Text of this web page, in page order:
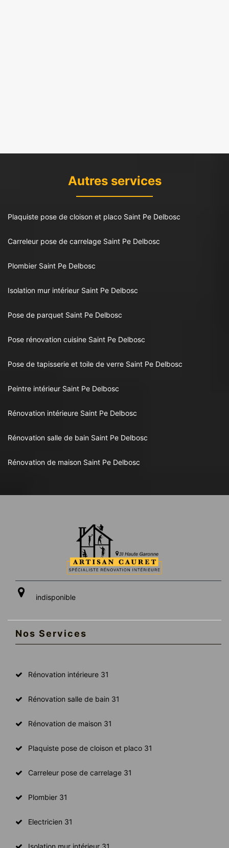
Autres services
Plaquiste pose de cloison et placo Saint Pe Delbosc
Carreleur pose de carrelage Saint Pe Delbosc
Plombier Saint Pe Delbosc
Isolation mur intérieur Saint Pe Delbosc
Pose de parquet Saint Pe Delbosc
Pose rénovation cuisine Saint Pe Delbosc
Pose de tapisserie et toile de verre Saint Pe Delbosc
Peintre intérieur Saint Pe Delbosc
Rénovation intérieure Saint Pe Delbosc
Rénovation salle de bain Saint Pe Delbosc
Rénovation de maison Saint Pe Delbosc
indisponible
Nos Services
Rénovation intérieure 31
Rénovation salle de bain 31
Rénovation de maison 31
Plaquiste pose de cloison et placo 31
Carreleur pose de carrelage 31
Plombier 31
Electricien 31
Isolation mur intérieur 31